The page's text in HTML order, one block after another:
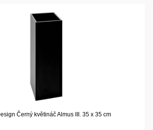
Černý květináč Almus III. 35 x 35 cm